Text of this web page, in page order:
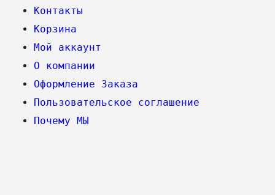
Контакты
Корзина
Мой аккаунт
О компании
Оформление Заказа
Пользовательское соглашение
Почему МЫ